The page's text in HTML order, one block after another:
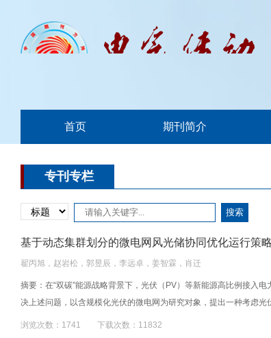
首页 期刊简介
专刊专栏
基于动态集群划分的微电网风光储协同优化运行策略
翟丙旭，赵岩松，郭昱辰，李远卓，姜智霖，肖迁
摘要：在“双碳”能源战略背景下，光伏（PV）等新能源高比例接入
决上述问题，以含规模化光伏的微电网为研究对象，提出一种考虑
浏览次数：1741 下载次数：11832